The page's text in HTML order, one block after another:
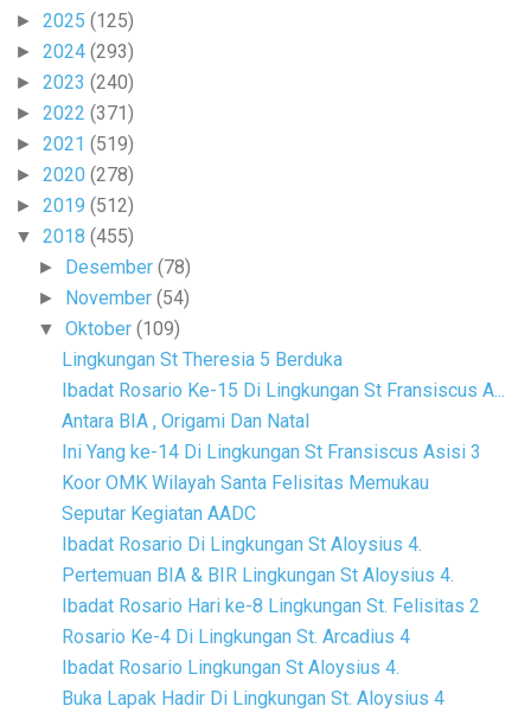
► 2025 (125)
► 2024 (293)
► 2023 (240)
► 2022 (371)
► 2021 (519)
► 2020 (278)
► 2019 (512)
▼ 2018 (455)
► Desember(78)
► November(54)
▼Oktober(109)
Lingkungan St Theresia 5 Berduka
Ibadat Rosario Ke-15 Di Lingkungan St Fransiscus A...
Antara BIA , Origami Dan Natal
Ini Yang ke-14 Di Lingkungan St Fransiscus Asisi 3
Koor OMK Wilayah Santa Felisitas Memukau
Seputar Kegiatan AADC
Ibadat Rosario Di Lingkungan St Aloysius 4.
Pertemuan BIA & BIR Lingkungan St Aloysius 4.
Ibadat Rosario Hari ke-8 Lingkungan St. Felisitas 2
Rosario Ke-4 Di Lingkungan St. Arcadius 4
Ibadat Rosario Lingkungan St Aloysius 4.
Buka Lapak Hadir Di Lingkungan St. Aloysius 4